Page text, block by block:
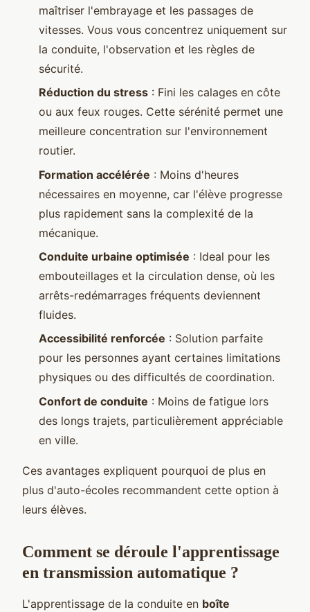
maîtriser l'embrayage et les passages de
vitesses. Vous vous concentrez uniquement sur
la conduite, l'observation et les règles de
sécurité.
Réduction du stress : Fini les calages en côte
ou aux feux rouges. Cette sérénité permet une
meilleure concentration sur l'environnement
routier.
Formation accélérée : Moins d'heures
nécessaires en moyenne, car l'élève progresse
plus rapidement sans la complexité de la
mécanique.
Conduite urbaine optimisée : Ideal pour les
embouteillages et la circulation dense, où les
arrêts-redémarrages fréquents deviennent
fluides.
Accessibilité renforcée : Solution parfaite
pour les personnes ayant certaines limitations
physiques ou des difficultés de coordination.
Confort de conduite : Moins de fatigue lors
des longs trajets, particulièrement appréciable
en ville.
Ces avantages expliquent pourquoi de plus en
plus d'auto-écoles recommandent cette option à
leurs élèves.
Comment se déroule l'apprentissage
en transmission automatique ?
L'apprentissage de la conduite en boîte